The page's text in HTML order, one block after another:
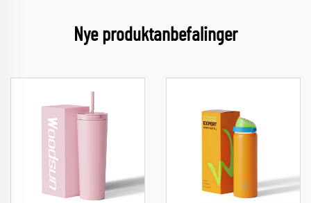
Nye produktanbefalinger